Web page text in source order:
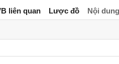
liên quan Lược đồ Nội